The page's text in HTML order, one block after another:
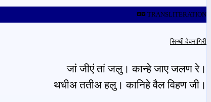
TRANSLITERATION
सिन्धी देवनागिरी
जां जीएं तां जलु। कान्हे जाए जलण रे।
थधीअ ततीअ हलु। कानिहे वैल विहण जी।